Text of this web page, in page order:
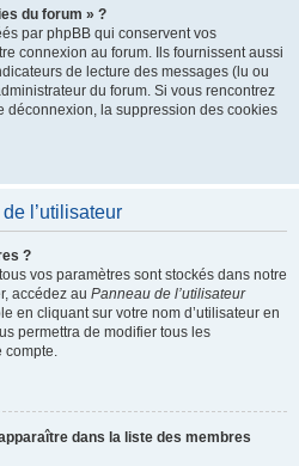
du forum » ?
par phpBB qui conservent vos
connexion au forum. Ils fournissent aussi
de lecture des messages (lu ou
du forum. Si vous rencontrez
déconnexion, la suppression des cookies
l’utilisateur
?
vos paramètres sont stockés dans notre
accédez au Panneau de l’utilisateur
en cliquant sur votre nom d’utilisateur en
permettra de modifier tous les
compte.
dans la liste des membres